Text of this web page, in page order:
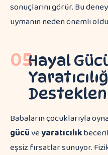
sonuçlarını görür. Bu
uymanın neden önemli
05Hayal
Babaların çocuklarıyla
gücüveyaratıcılık
eşsiz fırsatlar sunuyor.